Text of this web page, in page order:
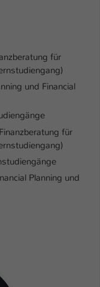
für
und Financial
für
Planning und
im Fall
Session-ID. So
und es wird ihm
besitzt diese